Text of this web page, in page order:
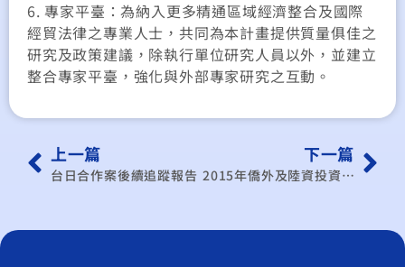
6. 專家平臺：為納入更多精通區域經濟整合及國際
經貿法律之專業人士，共同為本計畫提供質量俱佳之
研究及政策建議，除執行單位研究人員以外，並建立
整合專家平臺，強化與外部專家研究之互動。
上一篇
台日合作案後續追蹤報告
下一篇
2015年僑外及陸資投資事業營運狀況調查分析報告 (調查年度：2014年)